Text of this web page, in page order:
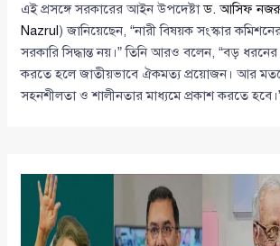
এই প্রসঙ্গে সরকারের আইন উপদেষ্টাড. আসিফ
Nazrul ) জানিয়েছেন, “নারী বিষয়ক সংস্কার
সরকারি সিদ্ধান্ত নয়।” তিনি আরও বলেন, “বড়
করতে হলে জাতীয়ভাবে ঐকমত্য প্রয়োজন। আর
সহনশীলতা ও শালীনতার মাধ্যমে প্রকাশ করতে